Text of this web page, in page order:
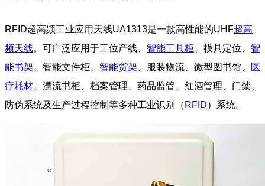
RFID超高频工业应用天线UA1313是一款高性能的UHF超高
频天线。可广泛应用于工位产线、 智能工具柜 、模具定位、 智
能书架 、智能文件柜、 智能货架 、服装物流、微型图书馆、
医
疗耗材 、漂流书柜、档案管理、药品监管、红酒管理、门禁、
防伪系统及生产过程控制等多种工业识别（ RFID）系统。